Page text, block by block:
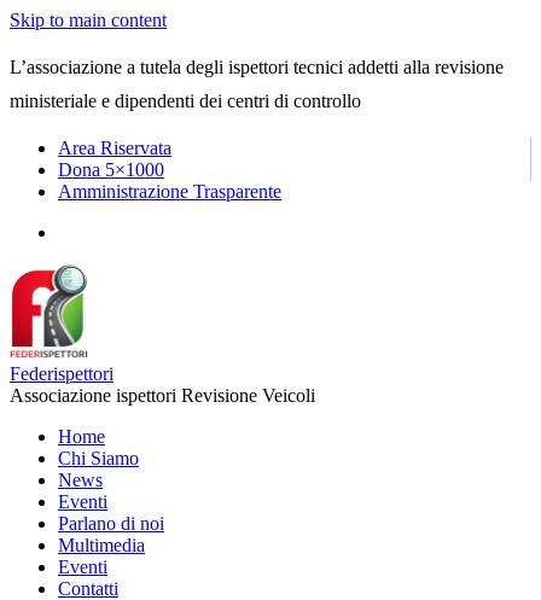
Skip to main content
L’associazione a tutela degli ispettori tecnici addetti alla revisione
ministeriale e dipendenti dei centri di controllo
Area Riservata
Dona 5×1000
Amministrazione Trasparente
Federispettori
Associazione ispettori Revisione Veicoli
Home
Chi Siamo
News
Eventi
Parlano di noi
Multimedia
Eventi
Contatti